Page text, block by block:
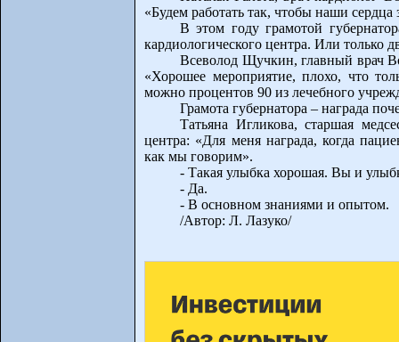
«Будем работать так, чтобы наши сердца
В этом году грамотой
кардиологического центра. Или только
Всеволод Щучкин, главный врач
«Хорошее мероприятие, плохо, что
можно процентов 90 из лечебного
Грамота губернатора – награда
Татьяна Игликова, старшая
центра: «Для меня награда, когда
как мы говорим».
- Такая улыбка хорошая. Вы и
- Да.
- В основном знаниями и опытом.
/Автор: Л. Лазуко/